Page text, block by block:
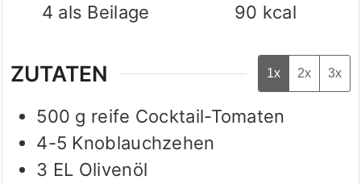
4 als Beilage
90 kcal
ZUTATEN 1x 2x 3x
500 g reife Cocktail-Tomaten
4-5 Knoblauchzehen
3 EL Olivenöl